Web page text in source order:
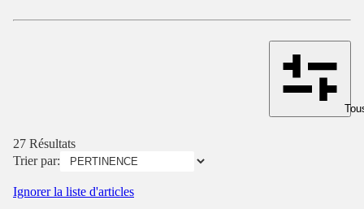
27 Résultats
Trier par:
Ignorer la liste d'articles